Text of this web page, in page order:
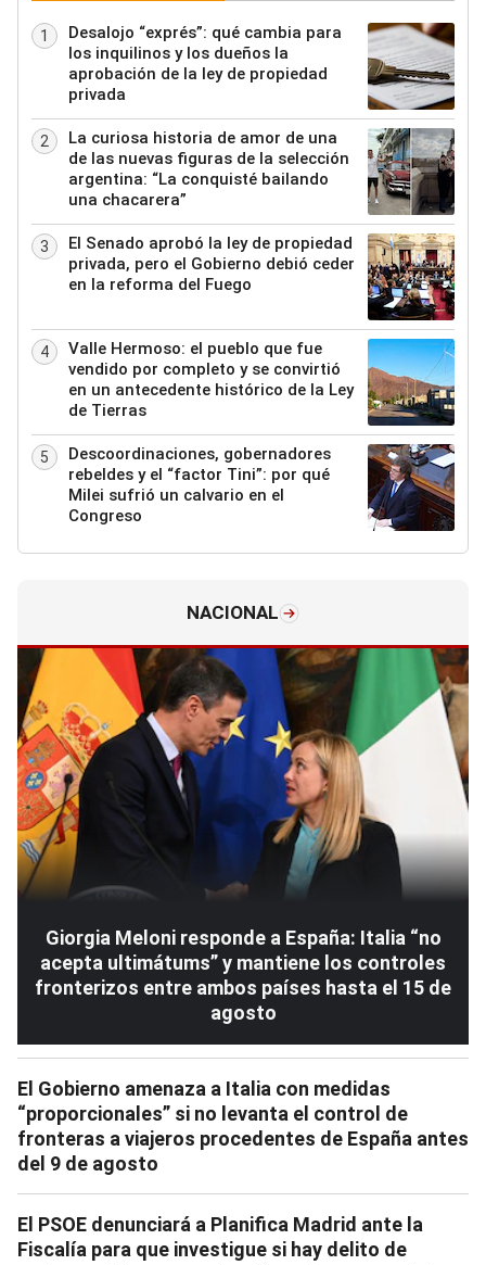
1
Desalojo “exprés”: qué cambia para
los inquilinos y los dueños la
aprobación de la ley de propiedad
privada
2
La curiosa historia de amor de una
de las nuevas figuras de la selección
argentina: “La conquisté bailando
una chacarera”
3
El Senado aprobó la ley de propiedad
privada, pero el Gobierno debió ceder
en la reforma del Fuego
4
Valle Hermoso: el pueblo que fue
vendido por completo y se convirtió
en un antecedente histórico de la Ley
de Tierras
5
Descoordinaciones, gobernadores
rebeldes y el “factor Tini”: por qué
Milei sufrió un calvario en el
Congreso
NACIONAL
Giorgia Meloni responde a España: Italia “no
acepta ultimátums” y mantiene los controles
fronterizos entre ambos países hasta el 15 de
agosto
El Gobierno amenaza a Italia con medidas
“proporcionales” si no levanta el control de
fronteras a viajeros procedentes de España antes
del 9 de agosto
El PSOE denunciará a Planifica Madrid ante la
Fiscalía para que investigue si hay delito de